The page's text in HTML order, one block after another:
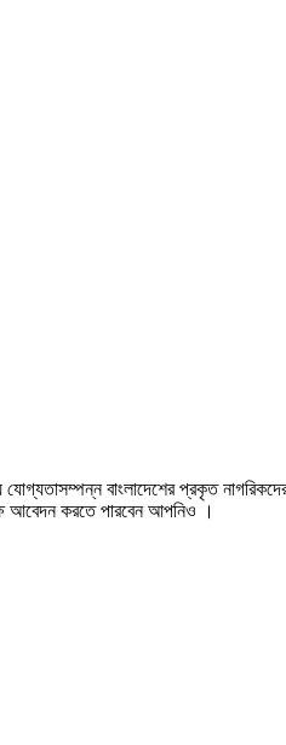
বাংলাদেশের প্রকৃত
আবেদন করতে পারবেন আপনিও ।